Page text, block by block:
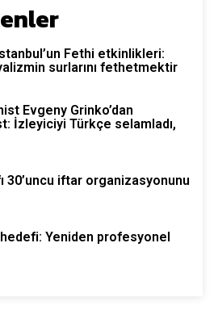
Fethi etkinlikleri:
surlarını fethetmektir
Evgeny Grinko’dan
İzleyiciyi Türkçe selamladı,
30’uncu iftar organizasyonunu
hedefi: Yeniden profesyonel